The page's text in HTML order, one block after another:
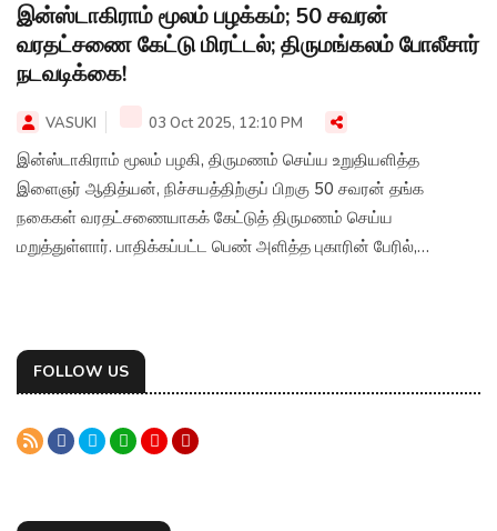
இன்ஸ்டாகிராம் மூலம் பழக்கம்; 50 சவரன்
வரதட்சணை கேட்டு மிரட்டல்; திருமங்கலம் போலீசார்
நடவடிக்கை!
VASUKI 03 Oct 2025, 12:10 PM
இன்ஸ்டாகிராம் மூலம் பழகி, திருமணம் செய்ய உறுதியளித்த
இளைஞர் ஆதித்யன், நிச்சயத்திற்குப் பிறகு 50 சவரன் தங்க
நகைகள் வரதட்சணையாகக் கேட்டுத் திருமணம் செய்ய
மறுத்துள்ளார். பாதிக்கப்பட்ட பெண் அளித்த புகாரின் பேரில்,
FOLLOW US